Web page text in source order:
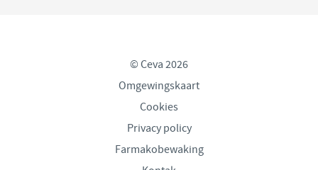
© Ceva 2026
Omgewingskaart
Cookies
Privacy policy
Farmakobewaking